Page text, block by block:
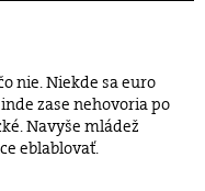
nie. Niekde sa euro
zase nehovoria po
Navyše mládež
eblablovať.